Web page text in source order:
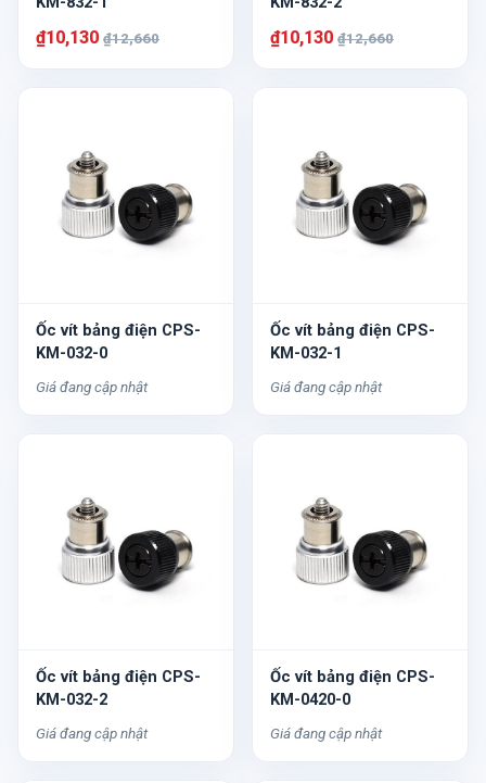
₫10,130 ₫12,660 ₫10,130 ₫12,660
Ốc vít bảng điện CPS-
KM-032-0
Giá đang cập nhật
Ốc vít bảng điện CPS-
KM-032-1
Giá đang cập nhật
Ốc vít bảng điện CPS-
KM-032-2
Giá đang cập nhật
Ốc vít bảng điện CPS-
KM-0420-0
Giá đang cập nhật